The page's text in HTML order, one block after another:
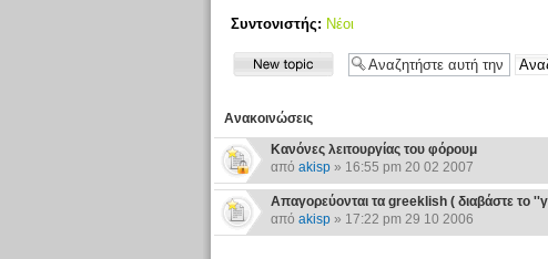
Συντονιστής: Νέοι
Ανακοινώσεις
Κανόνες λειτουργίας του φόρουμ
από akisp» 16:55 pm 20 02 2007
Απαγορεύονται τα greeklish ( διαβάστε το
από akisp» 17:22 pm 29 10 2006